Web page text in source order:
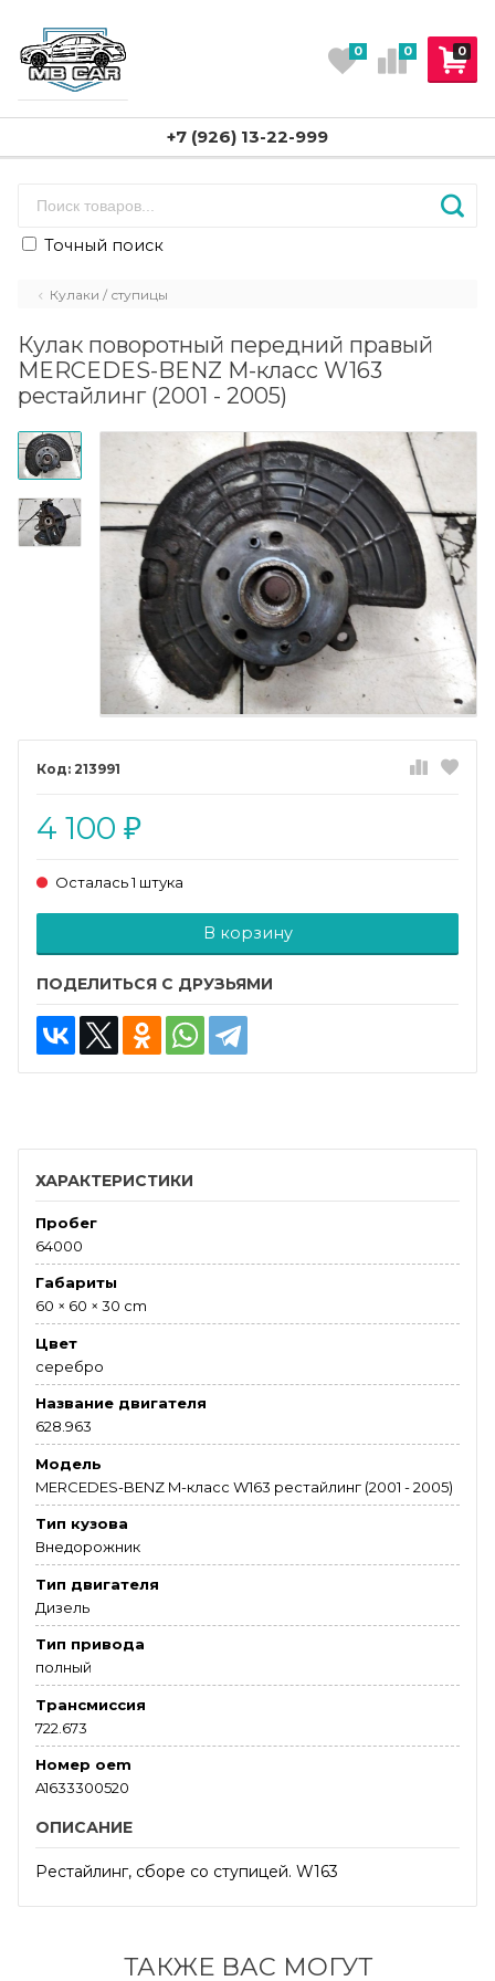
0
0 0
+7 (926) 13-22-999
Точный поиск
Кулаки / ступицы
Кулак поворотный передний правый
MERCEDES-BENZ M-класс W163
рестайлинг (2001 - 2005)
213991
4 100 ₽
Осталась 1 штука
В корзину
ПОДЕЛИТЬСЯ С ДРУЗЬЯМИ
ХАРАКТЕРИСТИКИ
Пробег
64000
Габариты
60 × 60 × 30 сm
Цвет
серебро
Название двигателя
628.963
Модель
MERCEDES-BENZ M-класс W163 рестайлинг (2001 - 2005)
Тип кузова
Внедорожник
Тип двигателя
Дизель
Тип привода
полный
Трансмиссия
722.673
Номер oem
A1633300520
ОПИСАНИЕ
Рестайлинг, сборе со ступицей. W163
ТАКЖЕ ВАС МОГУТ